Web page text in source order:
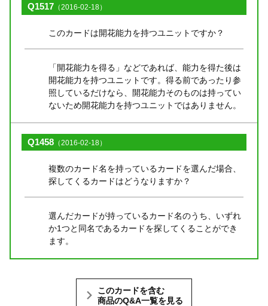
Q1517 （2016-02-18）
このカードは開花能力を持つユニットですか？
「開花能力を得る」などであれば、能力を得た後は
開花能力を持つユニットです。得る前であったり参
照しているだけなら、開花能力そのものは持ってい
ないため開花能力を持つユニットではありません。
Q1458 （2016-02-18）
複数のカード名を持っているカードを選んだ場合、
探してくるカードはどうなりますか？
選んだカードが持っているカード名のうち、いずれ
か1つと同名であるカードを探してくることができ
ます。
このカードを含む
商品のQ&A一覧を見る